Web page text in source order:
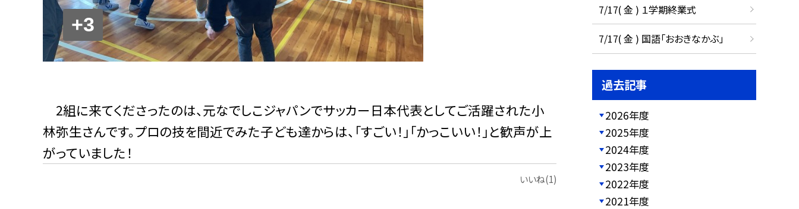
+3
2組に来てくださったのは、元なでしこジャパンでサッカー日本代表としてご活躍された小
林弥生さんです。プロの技を間近でみた子ども達からは、「すごい！」「かっこいい！」と歓声が上
がっていました！
いいね(1)
7/17( 金 ) １学期終業式
7/17( 金 ) 国語「おおきなかぶ」
過去記事
2026年度
2025年度
2024年度
2023年度
2022年度
2021年度